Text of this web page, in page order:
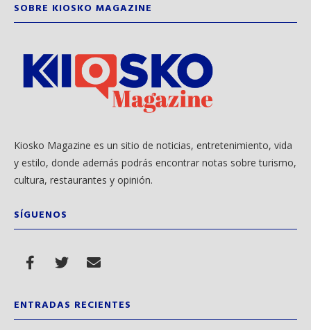
SOBRE KIOSKO MAGAZINE
Kiosko Magazine es un sitio de noticias, entretenimiento, vida
y estilo, donde además podrás encontrar notas sobre turismo,
cultura, restaurantes y opinión.
SÍGUENOS
ENTRADAS RECIENTES